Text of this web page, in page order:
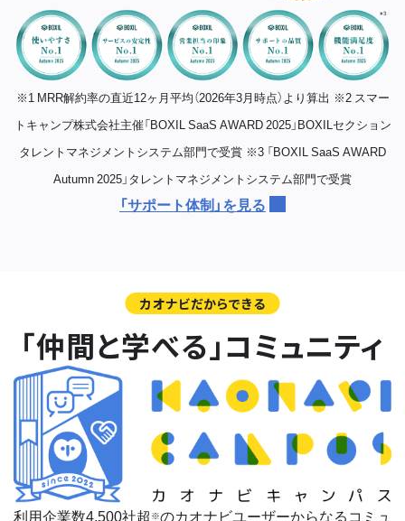
※1 MRR解約率の直近12ヶ月平均（2026年3月時点）より算出 ※2 スマー
トキャンプ株式会社主催「BOXIL SaaS AWARD 2025」BOXILセクション
タレントマネジメントシステム部門で受賞 ※3 「BOXIL SaaS AWARD
Autumn 2025」タレントマネジメントシステム部門で受賞
「サポート体制」を見る
カオナビだからできる
「仲間と学べる」コミュニティ
利用企業数4,500社超 ※のカオナビユーザーからなるコミュ